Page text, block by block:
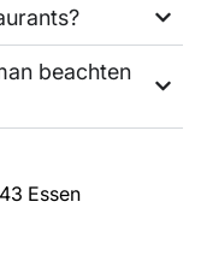
beachten
Essen